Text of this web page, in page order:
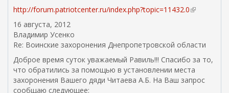
с
к
а
)
я
л
к
а
)
http://forum.patriotcenter.ru/index.php?topic=11432.0(
ш
н
я
я
16 августа, 2012
Владимир Усенко
Re: Воинские захоронения Днепропетровской области
Доброе время суток уважаемый Равиль!!! Спасибо за то,
что обратились за помощью в установлении места
захоронения Вашего дяди Читаева А.Б. На Ваш запрос
сообщаю следующее: